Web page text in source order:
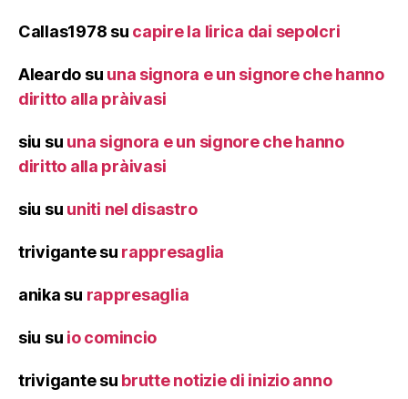
Callas1978 su capire la lirica dai sepolcri
Aleardo su una signora e un signore che hanno
diritto alla pràivasi
siu su una signora e un signore che hanno
diritto alla pràivasi
siu su uniti nel disastro
trivigantesu rappresaglia
anika su rappresaglia
siu su io comincio
trivigantesu brutte notizie di inizio anno